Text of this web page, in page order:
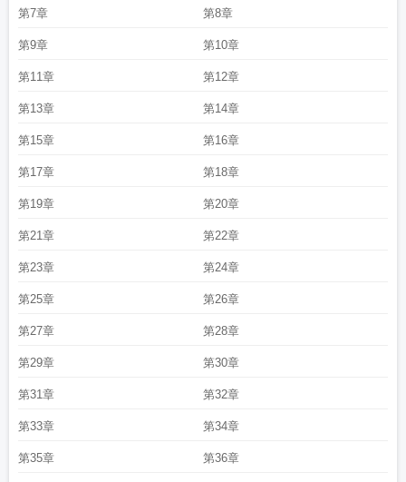
第7章 第8章
第9章 第10章
第11章 第12章
第13章 第14章
第15章 第16章
第17章 第18章
第19章 第20章
第21章 第22章
第23章 第24章
第25章 第26章
第27章 第28章
第29章 第30章
第31章 第32章
第33章 第34章
第35章 第36章